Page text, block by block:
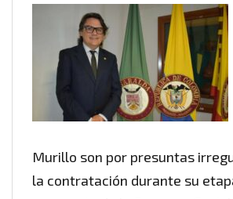
Murillo son por presuntas
la contratación durante su